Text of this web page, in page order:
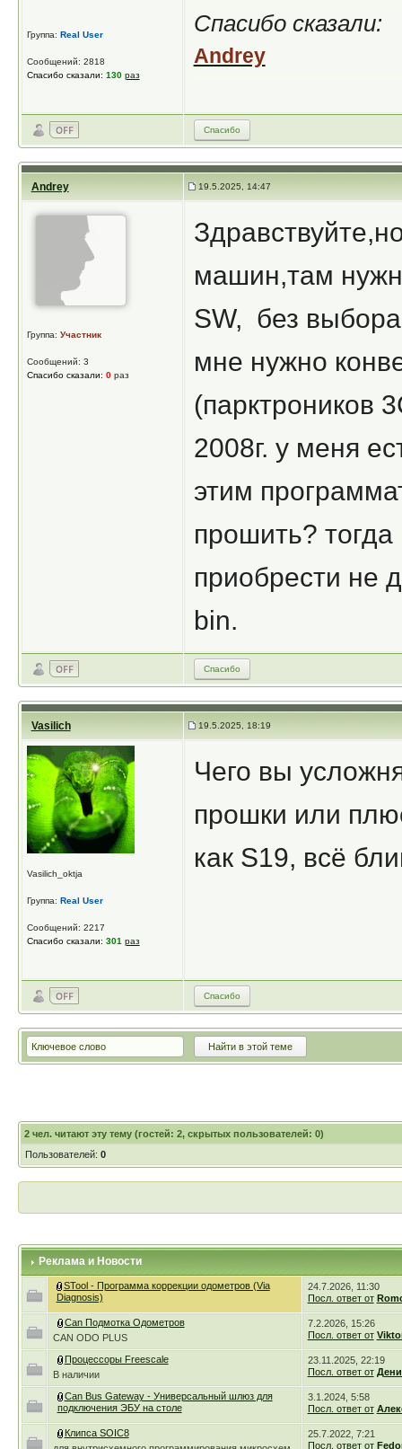
Группа: Real User
Сообщений: 2818
Спасибо сказали: 130 раз
Спасибо сказали:
Andrey
Спасибо
Andrey 19.5.2025, 14:47
Группа: Участник
Сообщений: 3
Спасибо сказали: 0раз
машин,там
SW, без выбора
мне нужно
(парктроников
2008г. у меня
этим
прошить? тогда
приобрести не
bin.
Спасибо
Vasilich 19.5.2025, 18:19
Vasilich_oktja
Группа: Real User
Сообщений: 2217
Спасибо сказали: 301 раз
Чего вы
прошки или
как S19, всё
Спасибо
2чел. читают эту тему (гостей: 2, скрытых пользователей: 0)
Пользователей: 0
Реклама и Новости
STool - Программа коррекции одометров (Via
Diagnosis)
24.7.2026, 11:30
Посл. ответ от
Can Подмотка Одометров
CAN ODO PLUS
7.2.2026, 15:26
Посл. ответ от
Процессоры Freescale
В наличии
23.11.2025, 22:19
Посл. ответ от
Can Bus Gateway - Универсальный шлюз для
подключения ЭБУ на столе
3.1.2024, 5:58
Посл. ответ от
Клипса SOIC8
25.7.2022, 7:21
Посл. ответ от